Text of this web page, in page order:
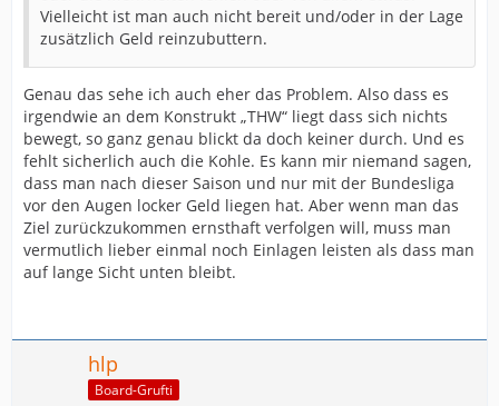
Vielleicht ist man auch nicht bereit und/oder in der Lage
zusätzlich Geld reinzubuttern.
Genau das sehe ich auch eher das Problem. Also dass es
irgendwie an dem Konstrukt „THW“ liegt dass sich nichts
bewegt, so ganz genau blickt da doch keiner durch. Und es
fehlt sicherlich auch die Kohle. Es kann mir niemand sagen,
dass man nach dieser Saison und nur mit der Bundesliga
vor den Augen locker Geld liegen hat. Aber wenn man das
Ziel zurückzukommen ernsthaft verfolgen will, muss man
vermutlich lieber einmal noch Einlagen leisten als dass man
auf lange Sicht unten bleibt.
hlp
Board-Grufti